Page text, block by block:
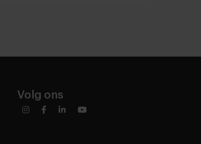
Volg ons